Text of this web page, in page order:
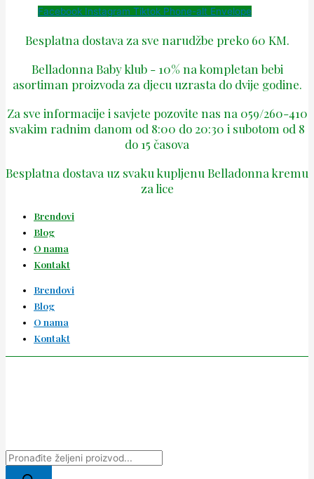
Facebook Instagram Tiktok Phone-alt Envelope
Besplatna dostava za sve narudžbe preko 60 KM.
Belladonna Baby klub - 10% na kompletan bebi
asortiman proizvoda za djecu uzrasta do dvije godine.
Za sve informacije i savjete pozovite nas na 059/260-410
svakim radnim danom od 8:00 do 20:30 i subotom od 8
do 15 časova
Besplatna dostava uz svaku kupljenu Belladonna kremu
za lice
Brendovi
Blog
O nama
Kontakt
Brendovi
Blog
O nama
Kontakt